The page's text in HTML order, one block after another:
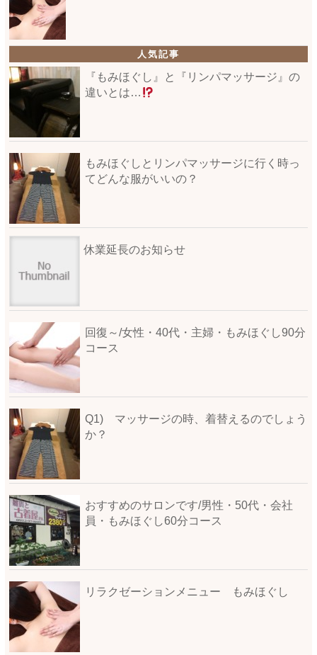
人気記事
『もみほぐし』と『リンパマッサージ』の
違いとは…
もみほぐしとリンパマッサージに行く時っ
てどんな服がいいの？
休業延長のお知らせ
回復～/女性・40代・主婦・もみほぐし90分
コース
Q1) マッサージの時、着替えるのでしょう
か？
おすすめのサロンです/男性・50代・会社
員・もみほぐし60分コース
リラクゼーションメニュー もみほぐし